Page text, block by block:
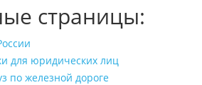
страницы:
для юридических лиц
по железной дороге